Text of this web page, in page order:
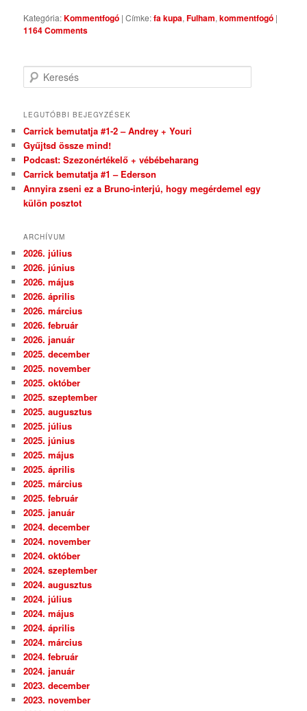
Kategória:Kommentfogó |Címke:fa kupa,Fulham,kommentfogó |
1164 Comments
Keresés
LEGUTÓBBI BEJEGYZÉSEK
Carrick bemutatja #1-2 – Andrey + Youri
Gyűjtsd össze mind!
Podcast: Szezonértékelő + vébébeharang
Carrick bemutatja #1 – Ederson
Annyira zseni ez a Bruno-interjú, hogy megérdemel egy
külön posztot
ARCHÍVUM
2026. július
2026. június
2026. május
2026. április
2026. március
2026. február
2026. január
2025. december
2025. november
2025. október
2025. szeptember
2025. augusztus
2025. július
2025. június
2025. május
2025. április
2025. március
2025. február
2025. január
2024. december
2024. november
2024. október
2024. szeptember
2024. augusztus
2024. július
2024. május
2024. április
2024. március
2024. február
2024. január
2023. december
2023. november